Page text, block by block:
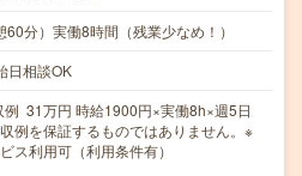
分）実働8時間（残業少なめ！）
相談OK
31万円 時給1900円×実働8h×週5日
例を保証するものではありません。※
ス利用可（利用条件有）